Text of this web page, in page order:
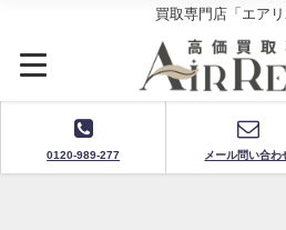
買取専門店「エアリ
0120-989-277 メール問い合わ